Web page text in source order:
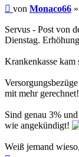
Beitrag
von Monaco66 »
Servus - Post von
Dienstag.
Krankenkasse kam
mit mehr gerechnet!
Sind genau 3%
wie angekündigt!
Weiß jemand